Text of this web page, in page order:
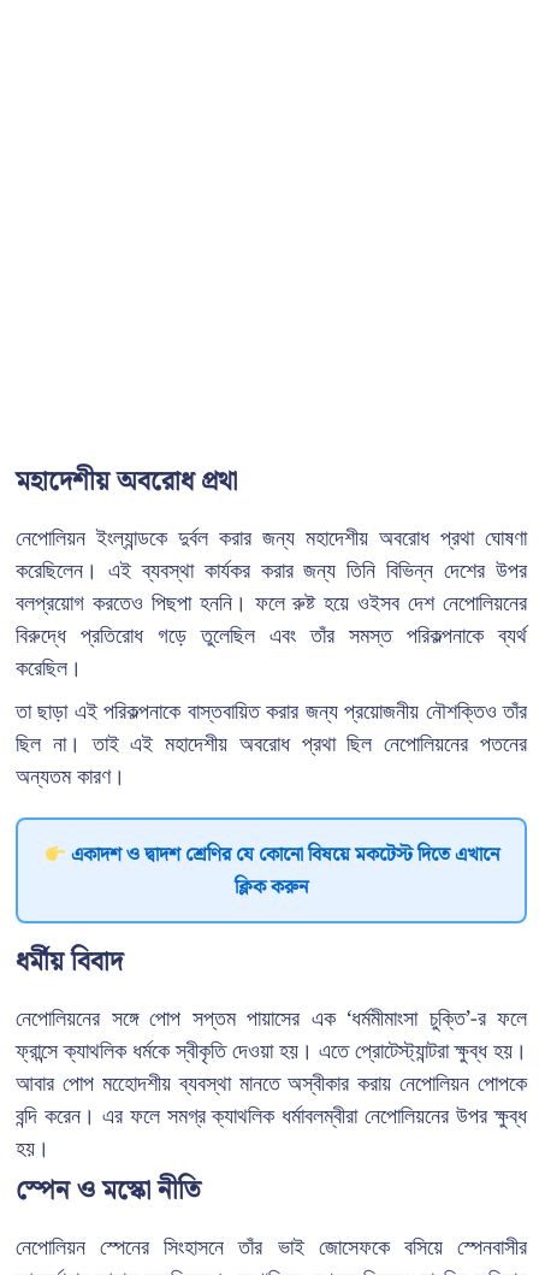
মহাদেশীয় অবরোধ প্রথা
নেপোলিয়ন ইংল্যান্ডকে দুর্বল করার জন্য মহাদেশীয় অবরোধ প্রথা ঘোষণা
করেছিলেন। এই ব্যবস্থা কার্যকর করার জন্য তিনি বিভিন্ন দেশের উপর
বলপ্রয়োগ করতেও পিছপা হননি। ফলে রুষ্ট হয়ে ওইসব দেশ নেপোলিয়নের
বিরুদ্ধে প্রতিরোধ গড়ে তুলেছিল এবং তাঁর সমস্ত পরিকল্পনাকে ব্যর্থ
করেছিল।
তা ছাড়া এই পরিকল্পনাকে বাস্তবায়িত করার জন্য প্রয়োজনীয় নৌশক্তিও তাঁর
ছিল না। তাই এই মহাদেশীয় অবরোধ প্রথা ছিল নেপোলিয়নের পতনের
অন্যতম কারণ।
একাদশ ও দ্বাদশ শ্রেণির যে কোনো বিষয়ে মকটেস্ট দিতে এখানে
ক্লিক করুন
ধর্মীয় বিবাদ
নেপোলিয়নের সঙ্গে পোপ সপ্তম পায়াসের এক ‘ধর্মমীমাংসা চুক্তি’-র ফলে
ফ্রান্সে ক্যাথলিক ধর্মকে স্বীকৃতি দেওয়া হয়। এতে প্রোটেস্ট্যান্টরা ক্ষুব্ধ হয়।
আবার পোপ মহােেদশীয় ব্যবস্থা মানতে অস্বীকার করায় নেপোলিয়ন পোপকে
বন্দি করেন। এর ফলে সমগ্র ক্যাথলিক ধর্মাবলম্বীরা নেপোলিয়নের উপর ক্ষুব্ধ
হয়।
স্পেন ও মস্কো নীতি
নেপোলিয়ন স্পেনের সিংহাসনে তাঁর ভাই জোসেফকে বসিয়ে স্পেনবাসীর